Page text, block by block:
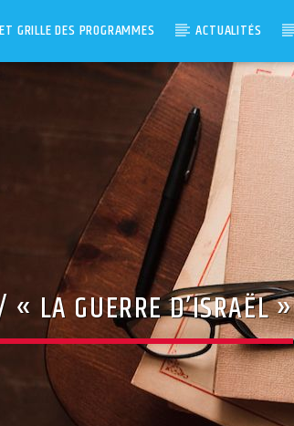
GRILLE DES PROGRAMMES ACTUALITÉS
LA GUERRE D’ISRAËL »